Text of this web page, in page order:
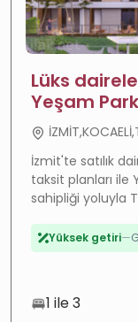
Lüks
Yeşam
İzmit'te satılık
taksit planları ile
sahipliği yoluyla
Değer artışı
Yüksek getiri—
Taksitli
1 ile 3